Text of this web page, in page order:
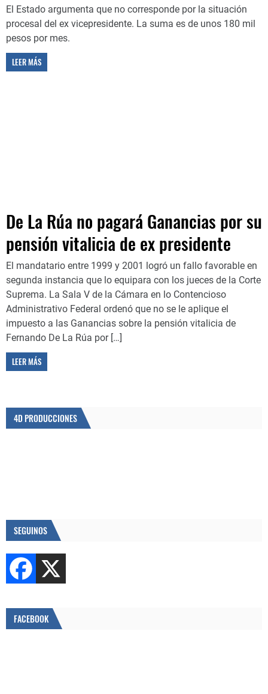
El Estado argumenta que no corresponde por la situación
procesal del ex vicepresidente. La suma es de unos 180 mil
pesos por mes.
LEER MÁS
De La Rúa no pagará Ganancias por su
pensión vitalicia de ex presidente
El mandatario entre 1999 y 2001 logró un fallo favorable en
segunda instancia que lo equipara con los jueces de la Corte
Suprema. La Sala V de la Cámara en lo Contencioso
Administrativo Federal ordenó que no se le aplique el
impuesto a las Ganancias sobre la pensión vitalicia de
Fernando De La Rúa por […]
LEER MÁS
4D PRODUCCIONES
SEGUINOS
FACEBOOK